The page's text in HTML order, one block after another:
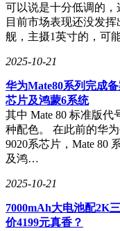
可以说是十分低调的，
目前市场表现还没发
舰，主摄1英寸的，可
2025-10-21
华为Mate80系列完成
芯片及鸿蒙6系统
其中 Mate 80 标准版代
种配色。 在此前的华
9020系芯片，Mate 80
及鸿…
2025-10-21
7000mAh大电池配2K
价4199元真香？